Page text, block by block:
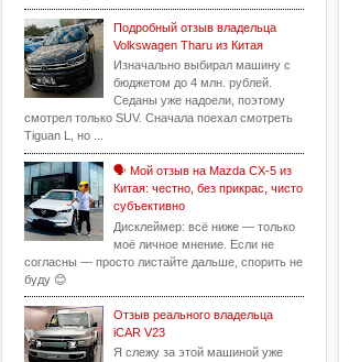
Подробный отзыв владельца
Volkswagen Tharu из Китая
Изначально выбирал машину с
бюджетом до 4 млн. рублей.
Седаны уже надоели, поэтому
смотрел только SUV. Сначала поехал смотреть
Tiguan L, но ...
🗣️ Мой отзыв на Mazda CX-5 из
Китая: честно, без прикрас, чисто
субъективно
Дисклеймер: всё ниже — только
моё личное мнение. Если не
согласны — просто листайте дальше, спорить не
буду 😊
Отзыв реального владельца
iCAR V23
Я слежу за этой машиной уже